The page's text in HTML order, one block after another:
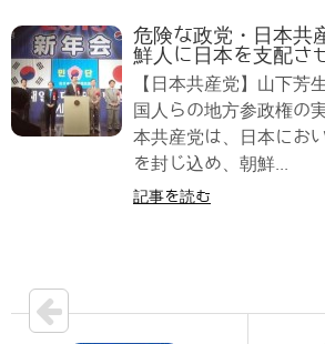
危険な政党・日本共
鮮人に日本を支配さ
【日本共産党】山下芳
国人らの地方参政権の
本共産党は、日本にお
を封じ込め、朝鮮...
記事を読む